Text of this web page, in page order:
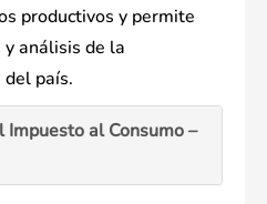
productivos y permite
y análisis de la
país.
Impuesto al Consumo –